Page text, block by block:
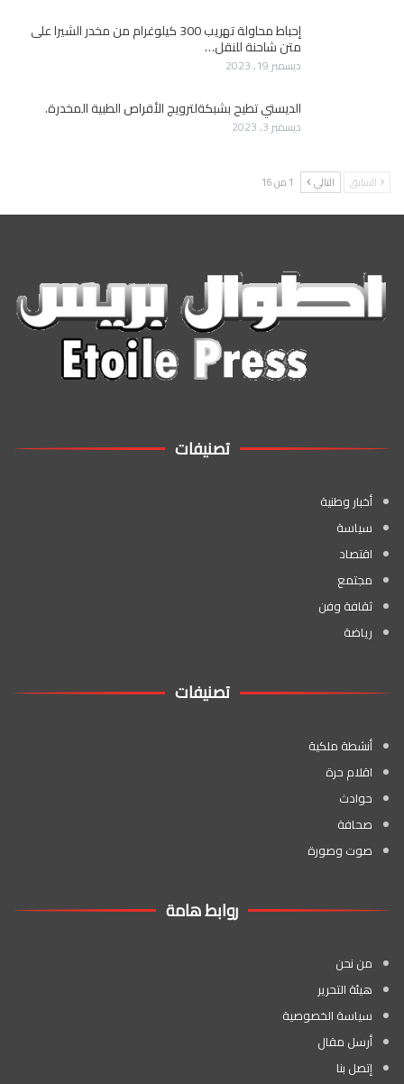
إحباط محاولة تهريب 300 كيلوغرام من مخدر الشيرا على
متن شاحنة للنقل…
ديسمبر 19, 2023
الديستي تطيح بشبكةلترويج الأقراص الطبية المخدرة.
ديسمبر 3, 2023
السابق التالي 1 من 16
تصنيفات
أخبار وطنية
سياسة
اقتصاد
مجتمع
ثقافة وفن
رياضة
تصنيفات
أنشطة ملكية
اقلام حرة
حوادث
صحافة
صوت وصورة
روابط هامة
من نحن
هيئة التحرير
سياسة الخصوصية
أرسل مقال
إتصل بنا